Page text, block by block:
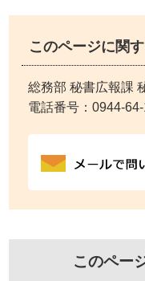
このページに関
総務部 秘書広報課
電話番号：0944-
このペー